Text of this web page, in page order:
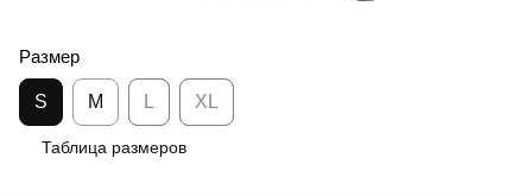
Размер
S M L XL
Таблица размеров